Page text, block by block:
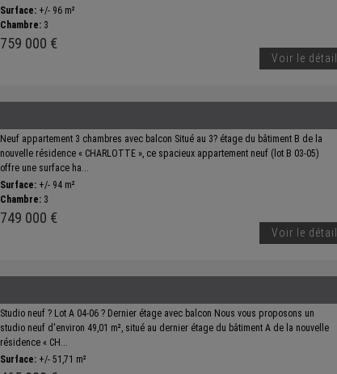
Surface: +/- 96 m²
Chambre: 3
759 000 €
Voir le détail
Neuf appartement 3 chambres avec balcon Situé au 3? étage du bâtiment B de la
nouvelle résidence « CHARLOTTE », ce spacieux appartement neuf (lot B 03-05)
offre une surface ha...
Surface: +/- 94 m²
Chambre: 3
749 000 €
Voir le détail
Studio neuf ? Lot A 04-06 ? Dernier étage avec balcon Nous vous proposons un
studio neuf d'environ 49,01 m², situé au dernier étage du bâtiment A de la nouvelle
résidence « CH...
Surface: +/- 51,71 m²